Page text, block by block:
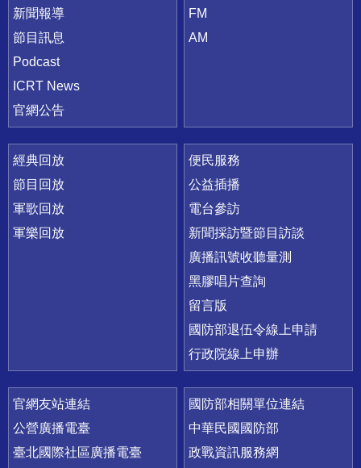
新聞報導
節目訊息
Podcast
ICRT News
官網公告
FM
AM
經典回放
節目回放
軍歌回放
軍樂回放
便民服務
公益插播
電台參訪
新聞採訪暨節目訪談
廣播訊號收聽量測
黑膠唱片查詢
留言版
國防部退伍令線上申請
行政院線上申辦
官網友站連結
公營廣播電臺
臺北國際社區廣播電臺
國防部相關單位連結
中華民國國防部
政戰資訊服務網